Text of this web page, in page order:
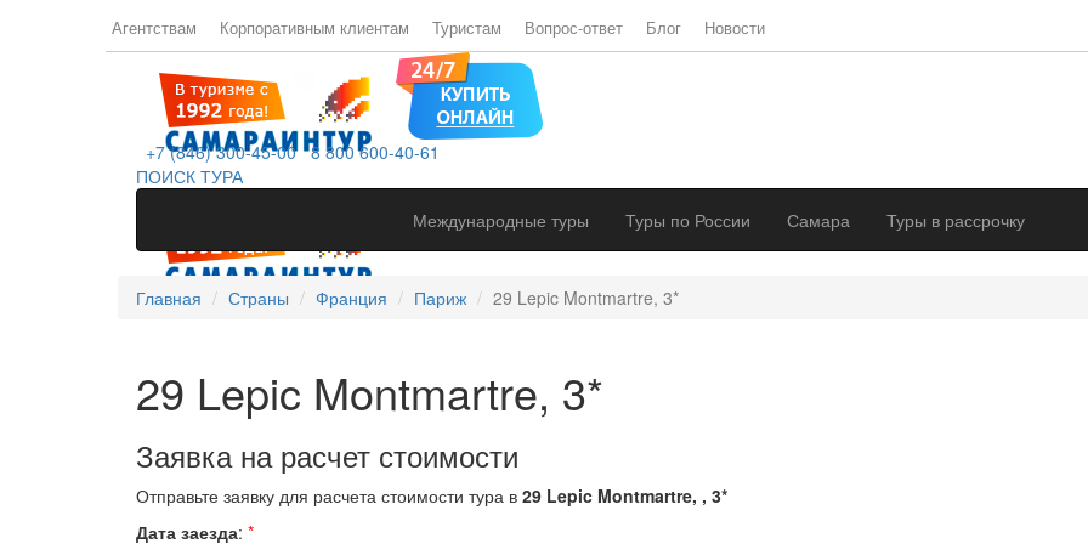
Агентствам Корпоративным клиентам Туристам Вопрос-ответ Блог Новости
+7 (846) 300-45-00 8 800 600-40-61
ПОИСК ТУРА
Международные туры
Туры по России Самара Туры в рассрочку
Главная Страны Франция Париж 29 Lepic Montmartre, 3*
29 Lepic Montmartre, 3*
Заявка на расчет стоимости
Отправьте заявку для расчета стоимости тура в 29 Lepic Montmartre, , 3*
Дата заезда: *